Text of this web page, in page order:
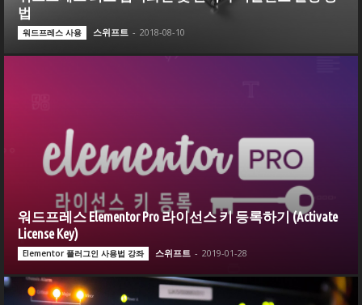
법
워드프레스 사용 스위프트 - 2018-08-10
워드프레스 Elementor Pro 라이선스 키 등록하기 (Activate
License Key)
Elementor 플러그인 사용법 강좌 스위프트 - 2019-01-28